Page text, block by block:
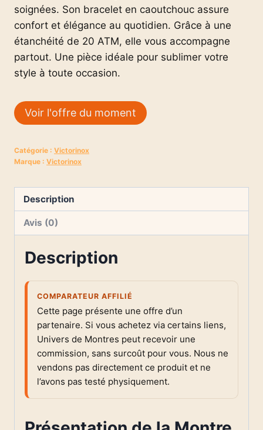
soignées. Son bracelet en caoutchouc assure
confort et élégance au quotidien. Grâce à une
étanchéité de 20 ATM, elle vous accompagne
partout. Une pièce idéale pour sublimer votre
style à toute occasion.
Voir l'offre du moment
Catégorie : Victorinox
Marque : Victorinox
Description
Avis (0)
Description
COMPARATEUR AFFILIÉ
Cette page présente une offre d’un
partenaire. Si vous achetez via certains liens,
Univers de Montres peut recevoir une
commission, sans surcoût pour vous. Nous ne
vendons pas directement ce produit et ne
l’avons pas testé physiquement.